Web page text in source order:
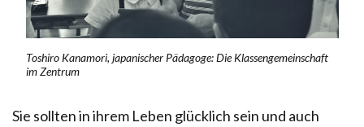
Toshiro Kanamori, japanischer Pädagoge: Die Klassengemeinschaft
im Zentrum
Sie sollten in ihrem Leben glücklich sein und auch